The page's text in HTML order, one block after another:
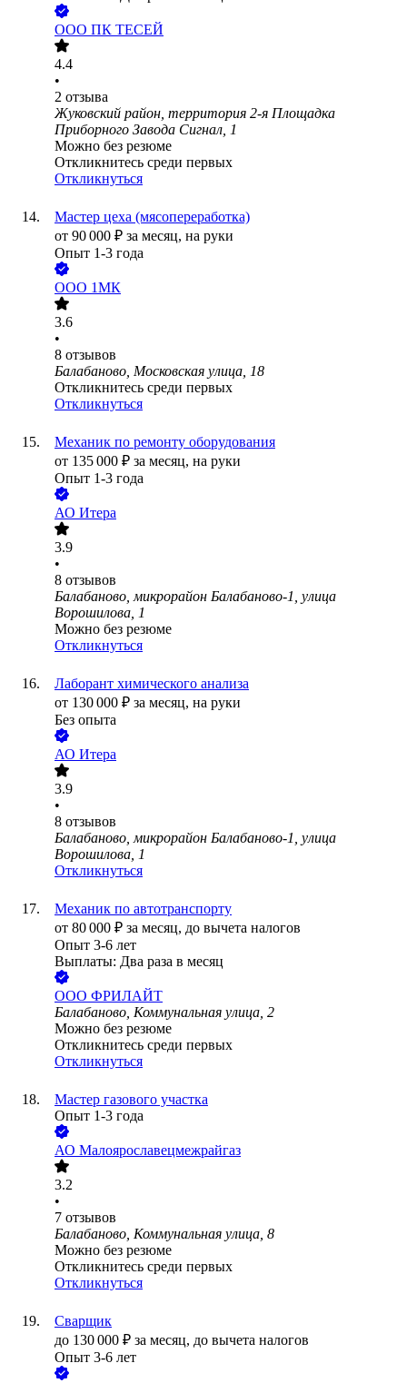
ООО ПК ТЕСЕЙ
4.4
•
2 отзыва
Жуковский район, территория 2-я Площадка
Приборного Завода Сигнал, 1
Можно без резюме
Откликнитесь среди первых
Откликнуться
Мастер цеха (мясопереработка)
от 90 000 ₽ за месяц, на руки
Опыт 1-3 года
ООО 1МК
3.6
•
8 отзывов
Балабаново, Московская улица, 18
Откликнитесь среди первых
Откликнуться
Механик по ремонту оборудования
от 135 000 ₽ за месяц, на руки
Опыт 1-3 года
АО Итера
3.9
•
8 отзывов
Балабаново, микрорайон Балабаново-1, улица
Ворошилова, 1
Можно без резюме
Откликнуться
Лаборант химического анализа
от 130 000 ₽ за месяц, на руки
Без опыта
АО Итера
3.9
•
8 отзывов
Балабаново, микрорайон Балабаново-1, улица
Ворошилова, 1
Откликнуться
Механик по автотранспорту
от 80 000 ₽ за месяц, до вычета налогов
Опыт 3-6 лет
Выплаты: Два раза в месяц
ООО ФРИЛАЙТ
Балабаново, Коммунальная улица, 2
Можно без резюме
Откликнитесь среди первых
Откликнуться
Мастер газового участка
Опыт 1-3 года
АО Малоярославецмежрайгаз
3.2
•
7 отзывов
Балабаново, Коммунальная улица, 8
Можно без резюме
Откликнитесь среди первых
Откликнуться
Сварщик
до 130 000 ₽ за месяц, до вычета налогов
Опыт 3-6 лет